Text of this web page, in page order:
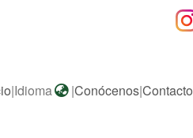
|Idioma |Conócenos|Contacto